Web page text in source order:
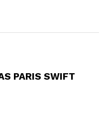
PARIS SWIFT